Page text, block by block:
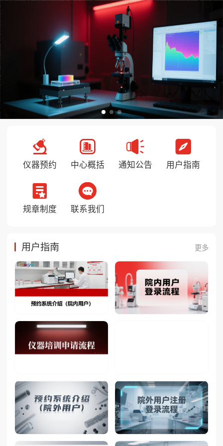
仪器预约 中心概括 通知公告 用户指南
规章制度 联系我们
用户指南 更多